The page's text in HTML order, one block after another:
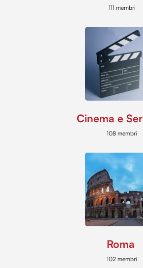
111 membri
Cinema e
108 membri
Roma
102 membri